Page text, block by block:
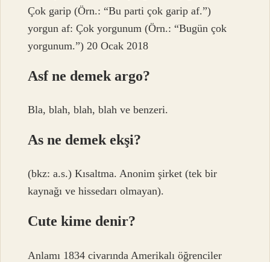
Çok garip (Örn.: “Bu parti çok garip af.”)
yorgun af: Çok yorgunum (Örn.: “Bugün çok
yorgunum.”) 20 Ocak 2018
Asf ne demek argo?
Bla, blah, blah, blah ve benzeri.
As ne demek ekşi?
(bkz: a.s.) Kısaltma. Anonim şirket (tek bir
kaynağı ve hissedarı olmayan).
Cute kime denir?
Anlamı 1834 civarında Amerikalı öğrenciler